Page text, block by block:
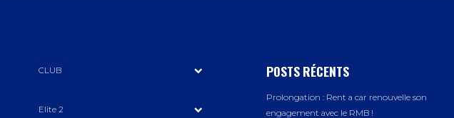
CLUB
Elite 2
POSTS RÉCENTS
Prolongation : Rent a car renouvelle son
engagement avec le RMB !